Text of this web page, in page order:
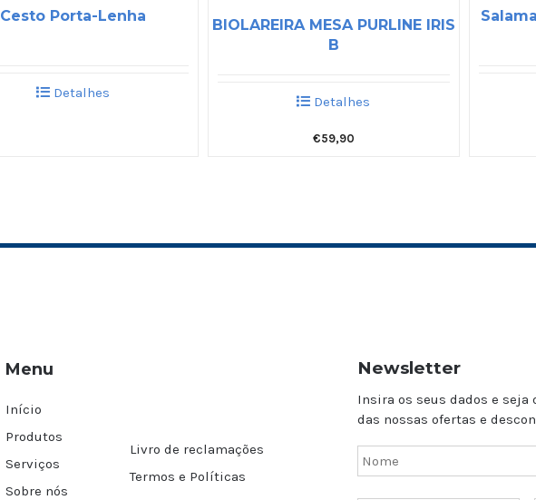
Cesto Porta-Lenha
Detalhes
BIOLAREIRA MESA PURLINE IRIS
B
Detalhes
€59,90
Menu
Início
Produtos
Serviços
Sobre nós
Livro de reclamações
Termos e Políticas
Newsletter
Insira os seus dados e
das nossas ofertas e